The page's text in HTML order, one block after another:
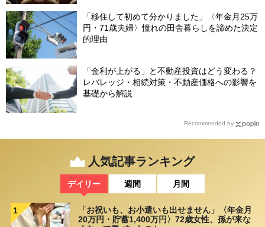
「移住して初めて分かりました」〈年金月25万
円・71歳夫婦〉憧れの田舎暮らしを諦めた決定
的理由
「金利が上がる」と不動産投資はどう変わる？
レバレッジ・相続対策・不動産価格への影響を
基礎から解説
Recommended by
人気記事ランキング
デイリー 週間 月間
1
「お祝いも、お小遣いも出せません」〈年金月
20万円・貯蓄1,400万円〉72歳女性、孫が来な